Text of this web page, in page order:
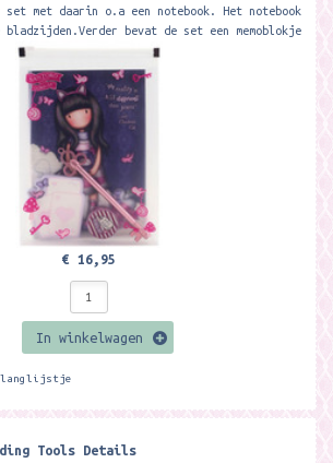
met daarin o.a een notebook. Het notebook
bevat de set een memoblokje
€ 16,95
In winkelwagen
Tools Details